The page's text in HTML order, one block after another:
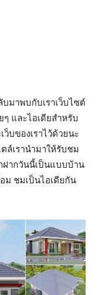
มาพบกับเราเว็บไซต์
ๆ และไอเดียสำหรับ
บของเราไว้ด้วยนะ
ล์เรานำมาให้รับชม
ฝากวันนี้เป็นแบบบ้าน
ม ชมเป็นไอเดียกัน